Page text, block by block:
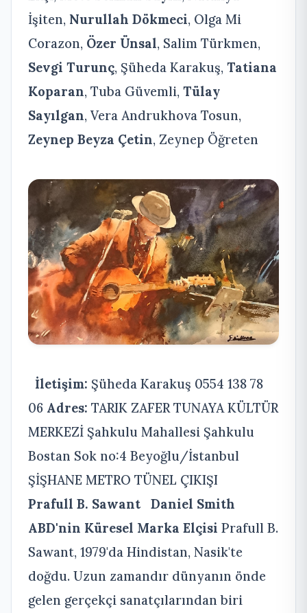
İşiten, Nurullah Dökmeci, Olga Mi
Corazon, Özer Ünsal, Salim Türkmen,
Sevgi Turunç, Şüheda Karakuş, Tatiana
Koparan, Tuba Güvemli, Tülay
Sayılgan, Vera Andrukhova Tosun,
Zeynep Beyza Çetin, Zeynep Öğreten
İletişim: Şüheda Karakuş 0554 138 78
06 Adres: TARIK ZAFER TUNAYA KÜLTÜR
MERKEZİ Şahkulu Mahallesi Şahkulu
Bostan Sok no:4 Beyoğlu/İstanbul
ŞİŞHANE METRO TÜNEL ÇIKIŞI
Prafull B. Sawant
Daniel Smith
ABD'nin Küresel Marka Elçisi Prafull B.
Sawant, 1979'da Hindistan, Nasik'te
doğdu. Uzun zamandır dünyanın önde
gelen gerçekçi sanatçılarından biri